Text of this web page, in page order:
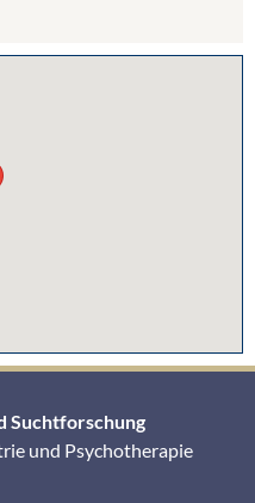
Suchtforschung
und Psychotherapie